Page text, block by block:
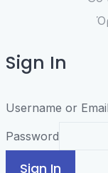
Sign In
Username or Email
Password
Sign In